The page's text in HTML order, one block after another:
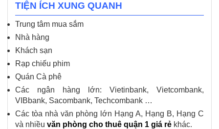
TIỆN ÍCH XUNG QUANH
Trung tâm mua sắm
Nhà hàng
Khách sạn
Rạp chiếu phim
Quán Cà phê
Các ngân hàng lớn: Vietinbank, Vietcombank,
VIBbank, Sacombank, Techcombank …
Các tòa nhà văn phòng lớn Hạng A, Hạng B, Hạng C
và nhiều văn phòng cho thuê quận 1 giá rẻ khác.